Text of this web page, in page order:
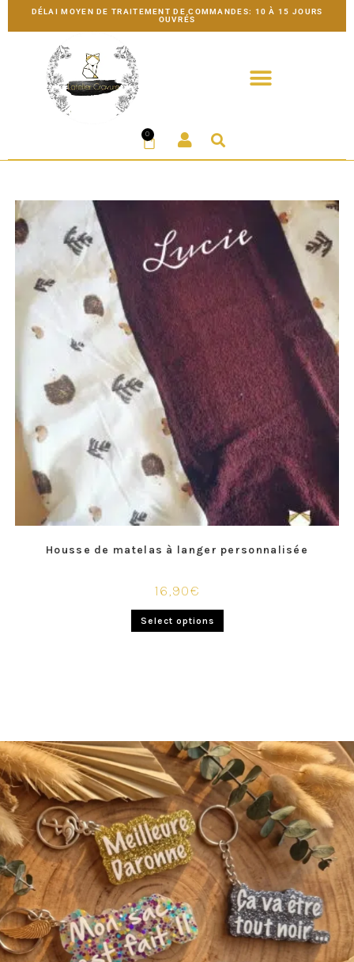
DÉLAI MOYEN DE TRAITEMENT DE COMMANDES: 10 À 15 JOURS
OUVRÉS
0
Housse de matelas à langer personnalisée
16,90€
Select options